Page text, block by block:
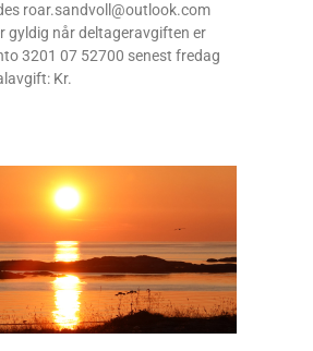
roar.sandvoll@outlook.com
gyldig når deltageravgiften er
3201 07 52700 senest fredag
Kr.